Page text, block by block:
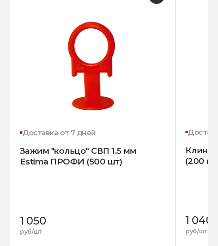
Доставка от 7 дней
Зажим "кольцо" СВП 1.5 мм
Estima ПРОФИ (500 шт)
1 050
руб/шт
Клин
(200
1 040
руб/шт